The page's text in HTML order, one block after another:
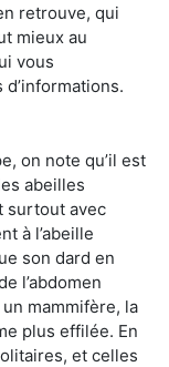
retrouve, qui
mieux au
vous
on note qu’il est
abeilles
surtout avec
à l’abeille
son dard en
l’abdomen
mammifère, la
plus effilée. En
et celles